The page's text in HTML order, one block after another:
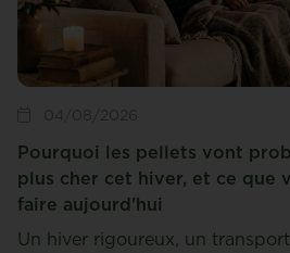
Pourquoi les pellets vont
plus cher cet hiver, et ce que
faire aujourd'hui
Un hiver rigoureux, un